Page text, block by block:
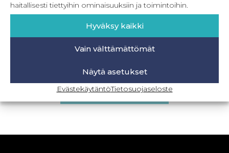
haitallisesti tiettyihin ominaisuuksiin ja toimintoihin.
Hyväksy kaikki
Vain välttämättömät
Näytä asetukset
EvästekäytäntöTietosuojaseloste
PDF Koko perheen kerrastot
8,90€ – 16,90€ Sis. ALV
Valitse vaihtoehdoista